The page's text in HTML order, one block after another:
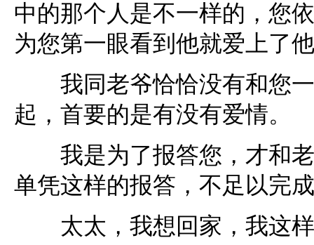
中的那个人是不一样的，您
为您第一眼看到他就爱上了
我同老爷恰恰没有和您一
起，首要的是有没有爱情。
我是为了报答您，才和老
单凭这样的报答，不足以完
太太，我想回家，我这样